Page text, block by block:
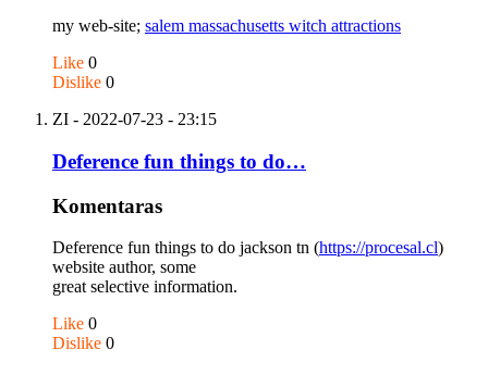
my web-site; salem massachusetts witch attractions
Like 0
Dislike 0
ZI - 2022-07-23 - 23:15
Deference fun things to do…
Komentaras
Deference fun things to do jackson tn (https://procesal.cl)
website author, some
great selective information.
Like 0
Dislike 0